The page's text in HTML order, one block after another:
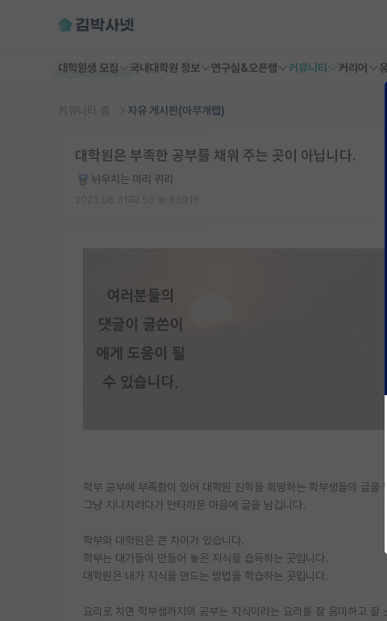
대학원생 모집 국내대학원 정보 연구실&오픈랩 커뮤니티 커리어
커뮤니티 홈 자유 게시판(아무개랩)
대학원은 부족한 공부를 채워 주는 곳이 아닙니다.
뉘우치는 마리 퀴리
학부 공부에 부족함이 있어 대학원 진학을 희망하는 학부생들의 글을
그냥 지나치려다가 안타까운 마음에 글을 남깁니다.
학부와 대학원은 큰 차이가 있습니다.
학부는 대가들이 만들어 놓은 지식을 습득하는 곳입니다.
대학원은 내가 지식을 만드는 방법을 학습하는 곳입니다.
요리로 치면 학부생까지의 공부는 지식이라는 요리를 잘 음미하고 잘